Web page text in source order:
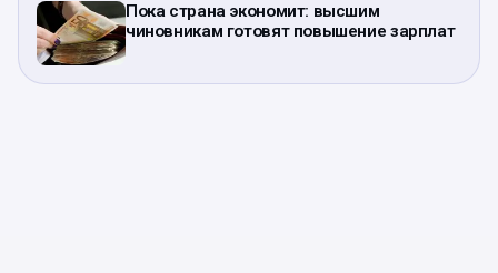
Пока страна экономит: высшим
чиновникам готовят повышение зарплат